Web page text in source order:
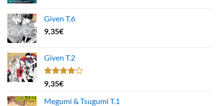
Given T.6
9,35€
Given T.2
Note
4.00
5
9,35€
Megumi & Tsugumi T.1